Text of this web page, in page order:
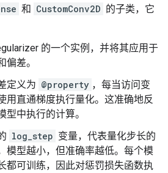
和 CustomConv2D 的子类，它
的一个实例，并将其应用于
偏差。
定义为 @property ，每当访问变
用直通梯度执行量化。这准确地反
型中执行的计算。
log_step 变量，代表量化步长的
模型越小，但准确率越低。每个模
都可训练，因此对惩罚损失函数执